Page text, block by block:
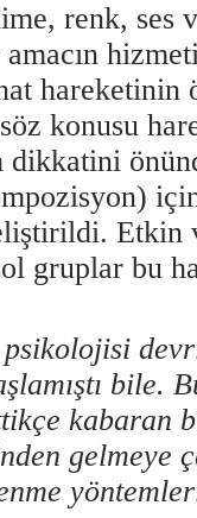
renk, ses
hareketinin
konusu
dikkatini
Etkin
gruplar bu
psikolojisi
bile.
kabaran
gelmeye